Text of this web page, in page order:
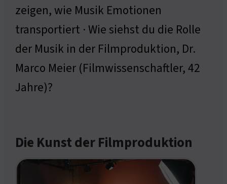
zeigen, wie Musik Emotionen
transportiert · Wie siehst du die Rolle
der Musik in der Filmproduktion, Dr.
Marco Meier (Filmwissenschaftler, 42
Jahre)?
Die Kunst der Filmproduktion